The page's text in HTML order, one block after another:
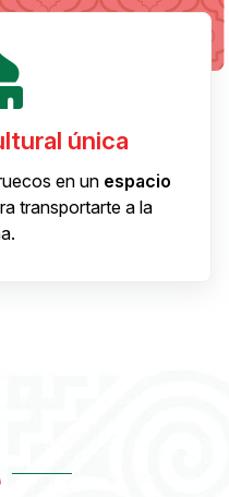
única
en un espacio
transportarte a la